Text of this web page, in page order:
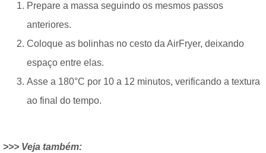
Prepare a massa seguindo os mesmos passos
anteriores.
Coloque as bolinhas no cesto da AirFryer, deixando
espaço entre elas.
Asse a 180°C por 10 a 12 minutos, verificando a textura
ao final do tempo.
>>> Veja também: